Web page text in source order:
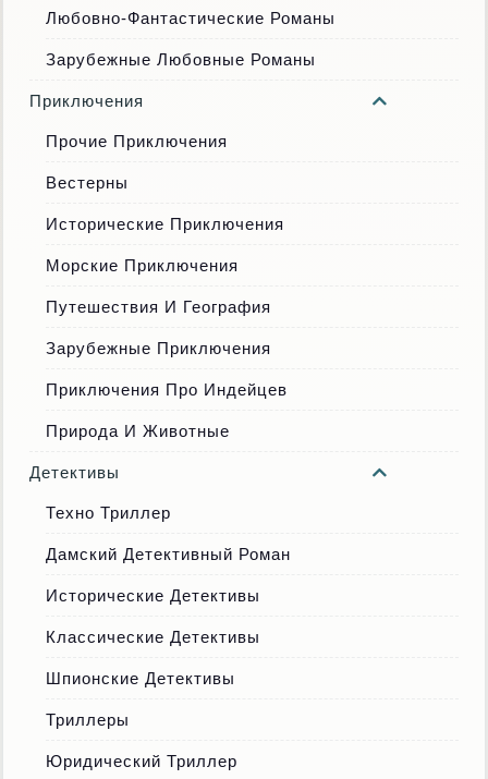
Любовно-Фантастические Романы
Зарубежные Любовные Романы
Приключения
Прочие Приключения
Вестерны
Исторические Приключения
Морские Приключения
Путешествия И География
Зарубежные Приключения
Приключения Про Индейцев
Природа И Животные
Детективы
Техно Триллер
Дамский Детективный Роман
Исторические Детективы
Классические Детективы
Шпионские Детективы
Триллеры
Юридический Триллер